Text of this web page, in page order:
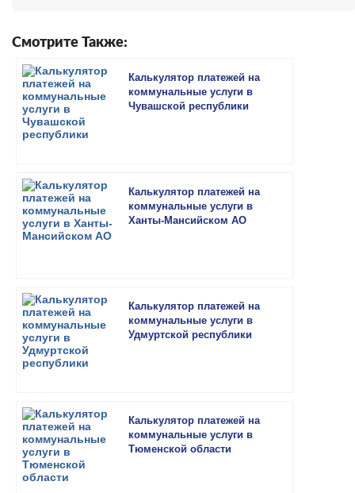
Смотрите Также:
Калькулятор платежей на
коммунальные услуги в
Чувашской республики
Калькулятор платежей на
коммунальные услуги в
Ханты-Мансийском АО
Калькулятор платежей на
коммунальные услуги в
Удмуртской республики
Калькулятор платежей на
коммунальные услуги в
Тюменской области